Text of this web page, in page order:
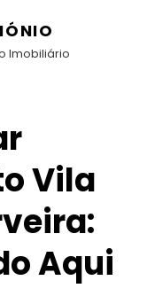
Imobiliário
Vila
Aqui